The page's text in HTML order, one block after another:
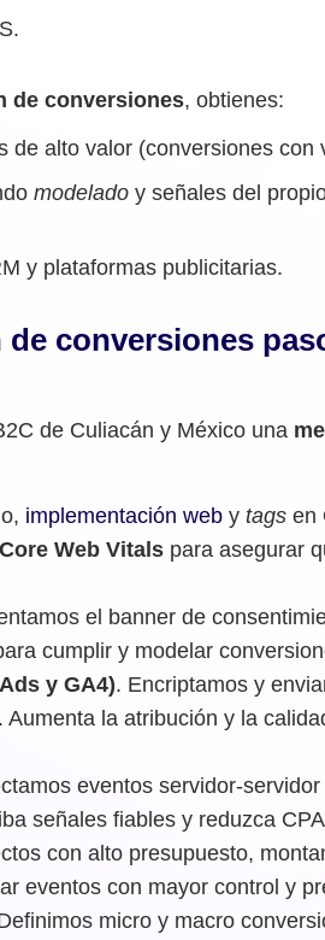
de conversiones, obtienes:
de alto valor (conversiones con
modelado y señales del
y plataformas publicitarias.
conversiones
de Culiacán y México una
implementación web y tags en
Core Web Vitals para asegurar
el banner de
cumplir y modelar
y GA4). Encriptamos y
la atribución y la
eventos servidor-
señales fiables y reduzca
con alto presupuesto,
eventos con mayor control y
micro y macro